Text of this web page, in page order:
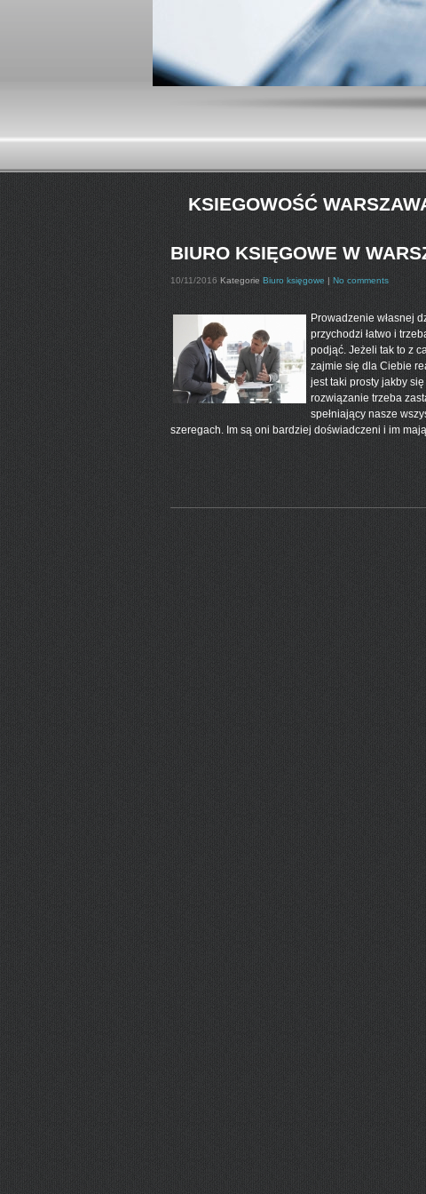
KSIEGOWOŚĆ
BIURO KSIĘGOWE W
10/11/2016 Kategorie Biuro księgowe | No comments
Prowadzenie własnej
przychodzi łatwo i
podjąć. Jeżeli tak to z
zajmie się dla Ciebie
jest taki prosty jakby
rozwiązanie trzeba
spełniający nasze
szeregach. Im są oni bardziej doświadczeni i im